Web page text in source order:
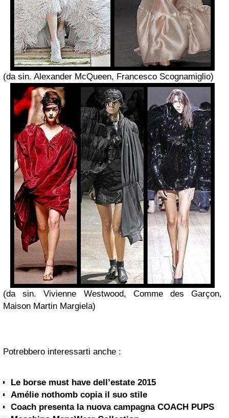
(da sin. Alexander McQueen, Francesco Scognamiglio)
(da sin. Vivienne Westwood, Comme des Garçon,
Maison Martin Margiela)
Potrebbero interessarti anche :
Le borse must have dell’estate 2015
Amélie nothomb copia il suo stile